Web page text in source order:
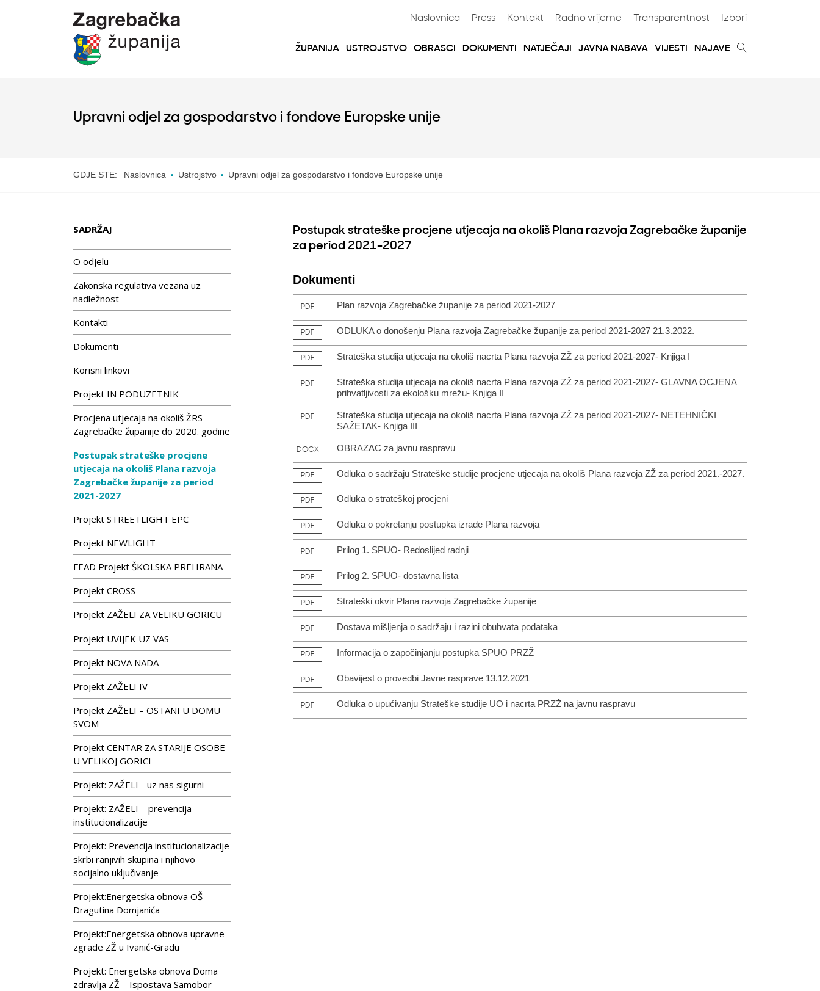
Naslovnica Press Kontakt Radno vrijeme Transparentnost Izbori
ŽUPANIJA USTROJSTVO OBRASCI DOKUMENTI NATJEČAJI JAVNA NABAVA VIJESTI NAJAVE
Upravni odjel za gospodarstvo i fondove Europske unije
GDJE STE: Naslovnica Ustrojstvo Upravni odjel za gospodarstvo i fondove Europske unije
SADRŽAJ
O odjelu
Zakonska regulativa vezana uz
nadležnost
Kontakti
Dokumenti
Korisni linkovi
Projekt IN PODUZETNIK
Procjena utjecaja na okoliš ŽRS
Zagrebačke županije do 2020. godine
Postupak strateške procjene
utjecaja na okoliš Plana razvoja
Zagrebačke županije za period
2021-2027
Projekt STREETLIGHT EPC
Projekt NEWLIGHT
FEAD Projekt ŠKOLSKA PREHRANA
Projekt CROSS
Projekt ZAŽELI ZA VELIKU GORICU
Projekt UVIJEK UZ VAS
Projekt NOVA NADA
Projekt ZAŽELI IV
Projekt ZAŽELI – OSTANI U DOMU
SVOM
Projekt CENTAR ZA STARIJE OSOBE
U VELIKOJ GORICI
Projekt: ZAŽELI - uz nas sigurni
Projekt: ZAŽELI – prevencija
institucionalizacije
Projekt: Prevencija institucionalizacije
skrbi ranjivih skupina i njihovo
socijalno uključivanje
Projekt:Energetska obnova OŠ
Dragutina Domjanića
Projekt:Energetska obnova upravne
zgrade ZŽ u Ivanić-Gradu
Projekt: Energetska obnova Doma
zdravlja ZŽ – Ispostava Samobor
Postupak strateške procjene utjecaja na okoliš Plana razvoja Zagrebačke županije
za period 2021-2027
Dokumenti
PDF Plan razvoja Zagrebačke županije za period 2021-2027
PDF ODLUKA o donošenju Plana razvoja Zagrebačke županije za period 2021-2027 21.3.2022.
PDF Strateška studija utjecaja na okoliš nacrta Plana razvoja ZŽ za period 2021-2027- Knjiga I
PDF
Strateška studija utjecaja na okoliš nacrta Plana razvoja ZŽ za period 2021-2027- GLAVNA OCJENA
prihvatljivosti za ekološku mrežu- Knjiga II
PDF
Strateška studija utjecaja na okoliš nacrta Plana razvoja ZŽ za period 2021-2027- NETEHNIČKI
SAŽETAK- Knjiga III
DOCX OBRAZAC za javnu raspravu
PDF Odluka o sadržaju Strateške studije procjene utjecaja na okoliš Plana razvoja ZŽ za period 2021.-2027.
PDF Odluka o strateškoj procjeni
PDF Odluka o pokretanju postupka izrade Plana razvoja
PDF Prilog 1. SPUO- Redoslijed radnji
PDF Prilog 2. SPUO- dostavna lista
PDF Strateški okvir Plana razvoja Zagrebačke županije
PDF Dostava mišljenja o sadržaju i razini obuhvata podataka
PDF Informacija o započinjanju postupka SPUO PRZŽ
PDF Obavijest o provedbi Javne rasprave 13.12.2021
PDF Odluka o upućivanju Strateške studije UO i nacrta PRZŽ na javnu raspravu